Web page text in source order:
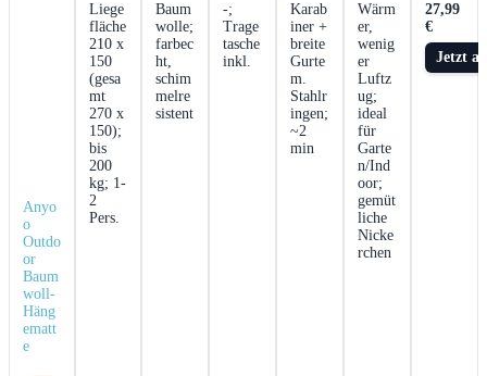
Anyo
o
Outdo
or‌
Baum
woll-
Häng
ematt
e
Liege
fläche
210 x
150⁣
(gesa
mt
270 x
150);
bis
200
kg; 1-
2
Pers.
Baum
wolle;
farbec
ht,
schim
melre
sistent
-;
Trage
tasche
inkl.
Karab
iner +
breite
Gurte
m.
Stahlr
ingen;
~2
min
Wärm
er,
wenig
er
Luftz
ug;
ideal
für
Garte
n/Ind
oor;
gemüt
liche
Nicke
rchen
27,99 ​
€
Jetzt